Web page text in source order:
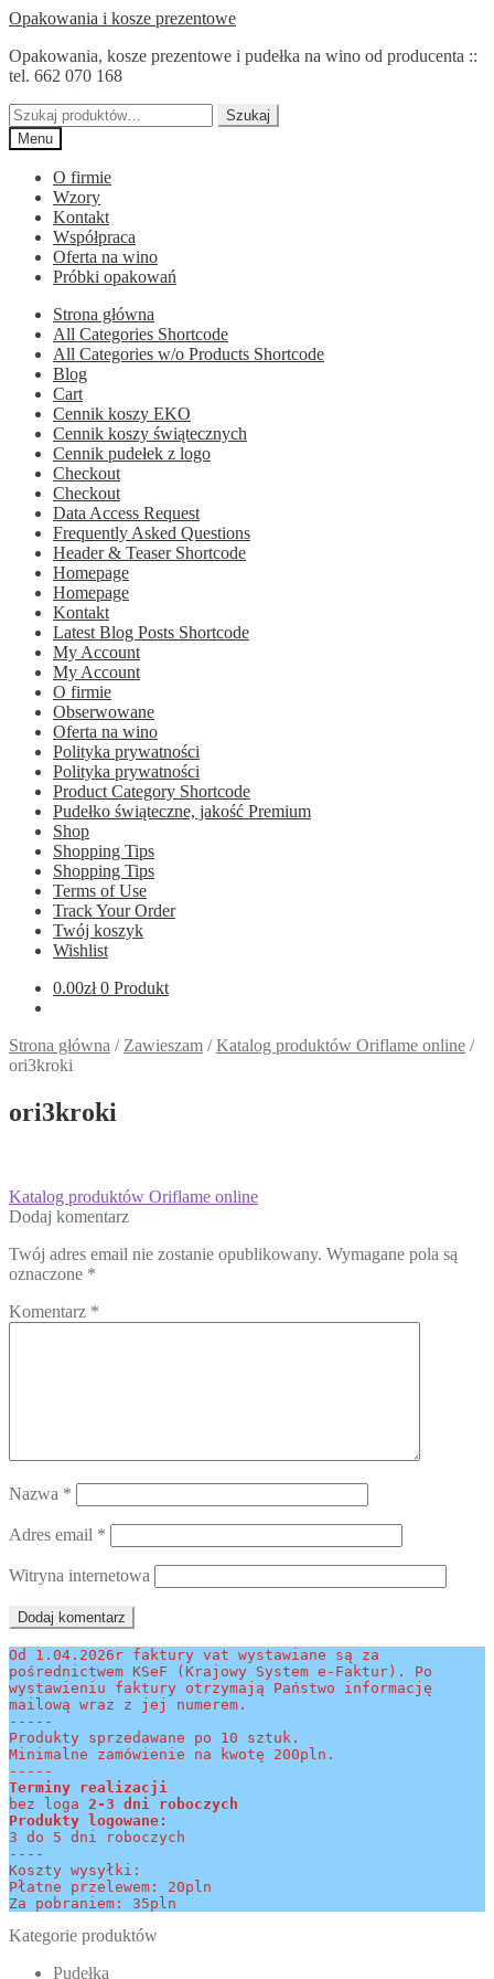
Przejdź
nawigacji
Przejdź
treści
Opakowania i kosze prezentowe
Opakowania, kosze prezentowe i pudełka na wino od producenta ::
tel. 662 070 168
Szukaj:
Szukaj
Menu
O firmie
Wzory
Kontakt
Współpraca
Oferta na wino
Próbki opakowań
Strona główna
All Categories Shortcode
All Categories w/o Products Shortcode
Blog
Cart
Cennik koszy EKO
Cennik koszy świątecznych
Cennik pudełek z logo
Checkout
Checkout
Data Access Request
Frequently Asked Questions
Header & Teaser Shortcode
Homepage
Homepage
Kontakt
Latest Blog Posts Shortcode
My Account
My Account
O firmie
Obserwowane
Oferta na wino
Polityka prywatności
Polityka prywatności
Product Category Shortcode
Pudełko świąteczne, jakość Premium
Shop
Shopping Tips
Shopping Tips
Terms of Use
Track Your Order
Twój koszyk
Wishlist
0.00zł 0 Produkt
Strona główna / Zawieszam /Katalog produktów Oriflame online /
ori3kroki
ori3kroki
Nawigacja
wpisu
Poprzedni
wpis:
Katalog produktów Oriflame online
Dodaj komentarz
Twój adres email nie zostanie opublikowany. Wymagane pola są
oznaczone *
Komentarz *
Nazwa *
Adres email *
Witryna internetowa
Od 1.04.2026r faktury vat wystawiane są za
pośrednictwem KSeF (Krajowy System e-Faktur). Po
wystawieniu faktury otrzymają Państwo informację
mailową wraz z jej numerem.
-----
Produkty sprzedawane po 10 sztuk.
Minimalne zamówienie na kwotę 200pln.
-----
Terminy realizacji
bez loga 2-3 dni roboczych
Produkty logowane:
3 do 5 dni roboczych
----
Koszty wysyłki:
Płatne przelewem: 20pln
Za pobraniem: 35pln
Kategorie produktów
Pudełka